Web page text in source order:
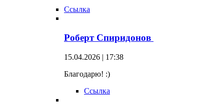
Ссылка
Роберт Спиридонов
15.04.2026 | 17:38
Благодарю! :)
Ссылка